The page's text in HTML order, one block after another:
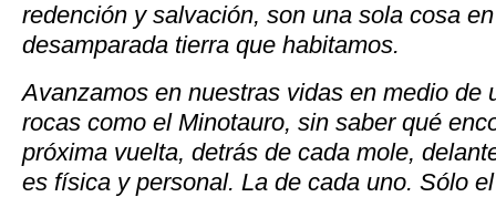
redención y salvación, son una sola cosa
desamparada tierra que habitamos.
Avanzamos en nuestras vidas en medio de
rocas como el Minotauro, sin saber qué
próxima vuelta, detrás de cada mole,
es física y personal. La de cada uno. Sólo